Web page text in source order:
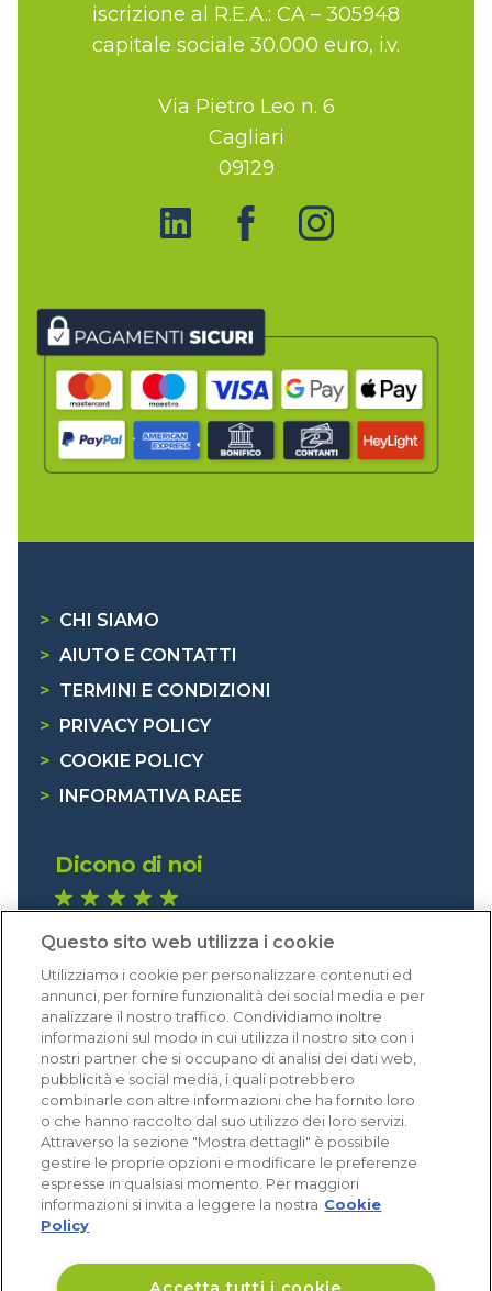
iscrizione al R.E.A.: CA – 305948
capitale sociale 30.000 euro, i.v.
Via Pietro Leo n. 6
Cagliari
09129
> CHI SIAMO
> AIUTO E CONTATTI
> TERMINI E CONDIZIONI
>
PRIVACY POLICY
> COOKIE POLICY
>
INFORMATIVA RAEE
Dicono di noi
Eccellente (4,8)
Acquisti verificati
Questo sito web utilizza i cookie
Utilizziamo i cookie per personalizzare contenuti ed
annunci, per fornire funzionalità dei social media e per
analizzare il nostro traffico. Condividiamo inoltre
informazioni sul modo in cui utilizza il nostro sito con i
nostri partner che si occupano di analisi dei dati web,
pubblicità e social media, i quali potrebbero
combinarle con altre informazioni che ha fornito loro
o che hanno raccolto dal suo utilizzo dei loro servizi.
Attraverso la sezione "Mostra dettagli" è possibile
gestire le proprie opzioni e modificare le preferenze
espresse in qualsiasi momento. Per maggiori
informazioni si invita a leggere la nostra Cookie
Policy